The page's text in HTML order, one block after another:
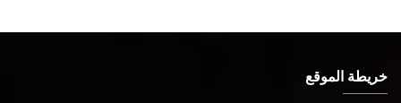
خريطة الموقع